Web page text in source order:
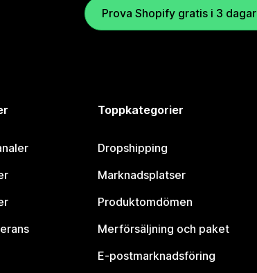
Prova Shopify gratis i 3 dagar
Toppkategorier
Dropshipping
Marknadsplatser
Produktomdömen
Merförsäljning och paket
E-postmarknadsföring